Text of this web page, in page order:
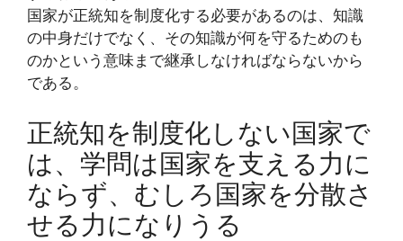
国家が正統知を制度化する必要があるのは、知識
の中身だけでなく、その知識が何を守るためのも
のかという意味まで継承しなければならないから
である。
正統知を制度化しない国家で
は、学問は国家を支える力に
ならず、むしろ国家を分散さ
せる力になりうる